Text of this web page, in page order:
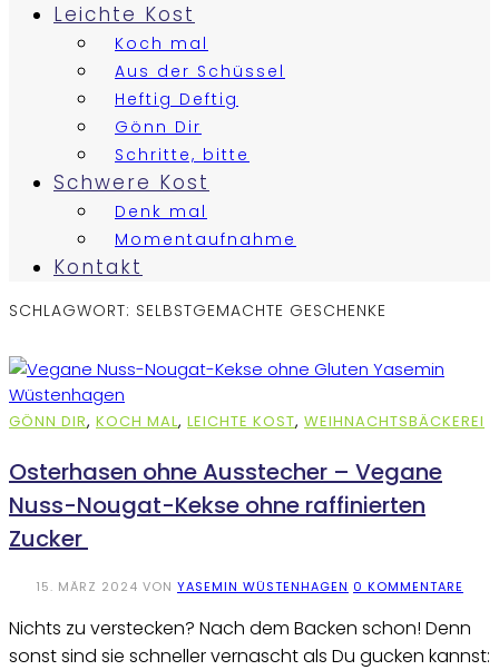
Leichte Kost
Koch mal
Aus der Schüssel
Heftig Deftig
Gönn Dir
Schritte, bitte
Schwere Kost
Denk mal
Momentaufnahme
Kontakt
SCHLAGWORT: SELBSTGEMACHTE GESCHENKE
GÖNN DIR, KOCH MAL, LEICHTE KOST, WEIHNACHTSBÄCKEREI
Osterhasen ohne Ausstecher – Vegane
Nuss-Nougat-Kekse ohne raffinierten
Zucker
15. MÄRZ 2024 VON YASEMIN WÜSTENHAGEN 0 KOMMENTARE
Nichts zu verstecken? Nach dem Backen schon! Denn
sonst sind sie schneller vernascht als Du gucken kannst: